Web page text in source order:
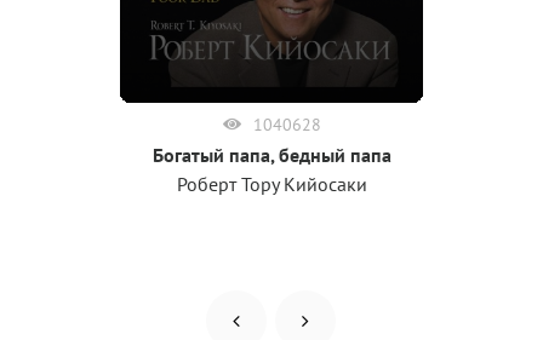
1040628
Богатый папа, бедный папа
Роберт Тору Кийосаки